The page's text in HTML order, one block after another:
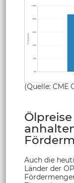
(Quelle: CME
Auch die
Länder der